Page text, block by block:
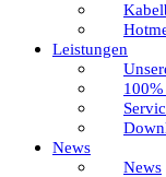
Leistungen
News
News